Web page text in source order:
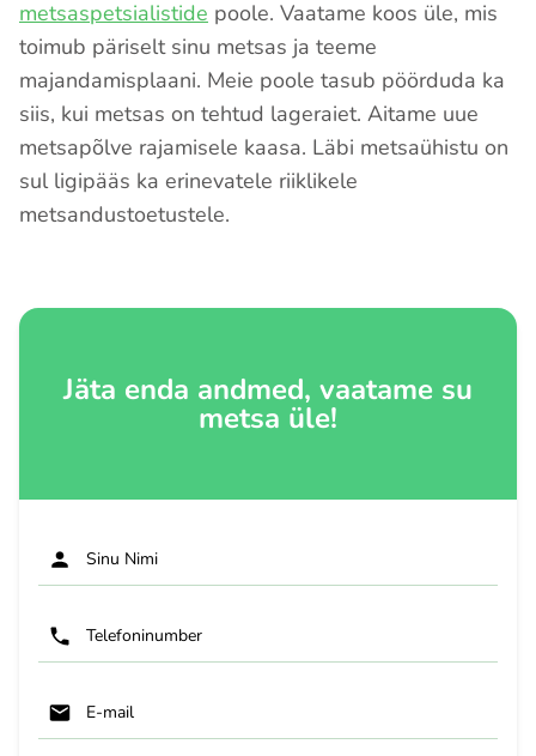
metsaspetsialistide poole. Vaatame koos üle, mis
toimub päriselt sinu metsas ja teeme
majandamisplaani. Meie poole tasub pöörduda ka
siis, kui metsas on tehtud lageraiet. Aitame uue
metsapõlve rajamisele kaasa. Läbi metsaühistu on
sul ligipääs ka erinevatele riiklikele
metsandustoetustele.
Jäta enda andmed, vaatame su
metsa üle!
Sinu Nimi
Telefoninumber
E-mail